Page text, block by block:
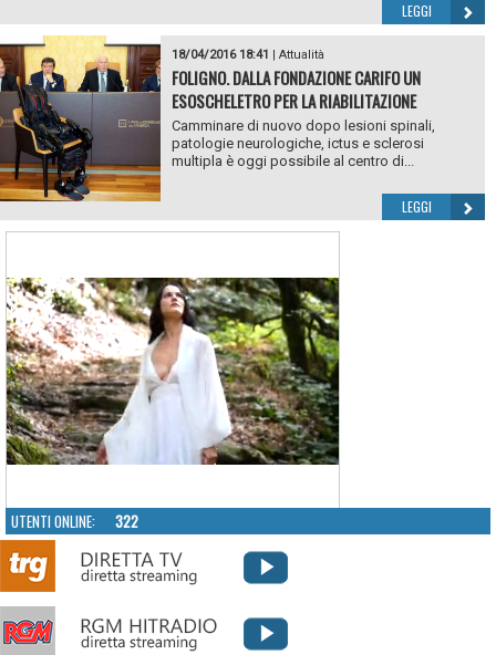
LEGGI
18/04/2016 18:41 Attualità
FOLIGNO. DALLA FONDAZIONE CARIFO UN
ESOSCHELETRO PER LA RIABILITAZIONE
Camminare di nuovo dopo lesioni spinali,
patologie neurologiche, ictus e sclerosi
multipla è oggi possibile al centro di...
LEGGI
UTENTI ONLINE: 322